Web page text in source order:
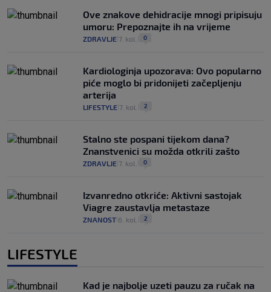
Ove znakove dehidracije mnogi pripisuju
umoru: Prepoznajte ih na vrijeme
ZDRAVLJE 7. kol. 0
Kardiologinja upozorava: Ovo popularno
piće moglo bi pridonijeti začepljenju
arterija
LIFESTYLE 7. kol. 2
Stalno ste pospani tijekom dana?
Znanstvenici su možda otkrili zašto
ZDRAVLJE 7. kol. 0
Izvanredno otkriće: Aktivni sastojak
Viagre zaustavlja metastaze
ZNANOST 6. kol. 2
LIFESTYLE
Kad je najbolje uzeti pauzu za ručak na